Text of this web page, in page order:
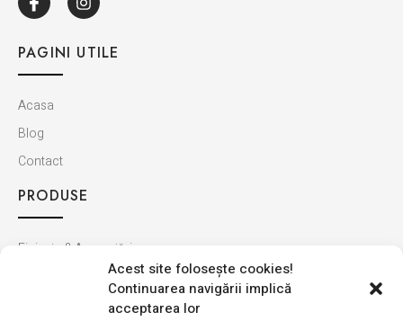
Acest site foloseşte cookies!
Continuarea navigării implică
acceptarea lor
PAGINI UTILE
Acasa
Blog
Contact
PRODUSE
Finisaje & Amenajări
Baie & Bucătărie
Montaj & Materiale